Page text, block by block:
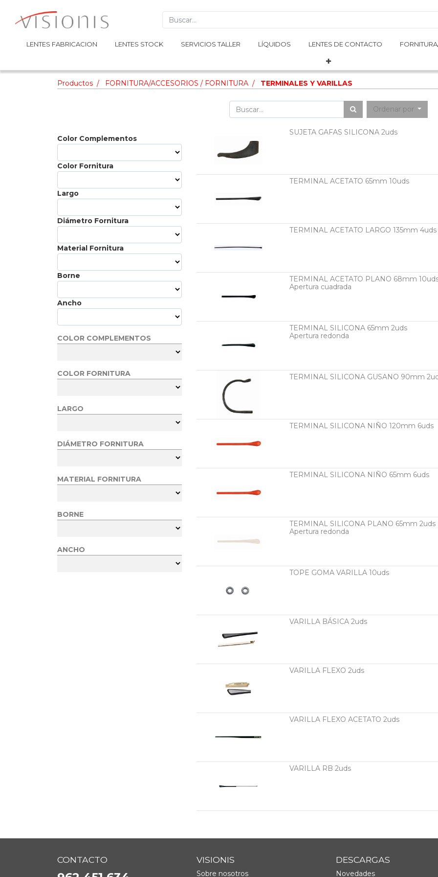
LENTES FABRICACION LENTES STOCK SERVICIOS TALLER LÍQUIDOS LENTES DE CONTACTO
LENTES FABRICACION LENTES STOCK SERVICIOS TALLER LÍQUIDOS LENTES DE CONTACTO
Productos FORNITURA/ACCESORIOS / FORNITURA TERMINALES Y VARILLAS
Ordenar por
Color Complementos
Color Fornitura
Largo
Diámetro Fornitura
Material Fornitura
Borne
Ancho
COLOR COMPLEMENTOS
COLOR FORNITURA
LARGO
DIÁMETRO FORNITURA
MATERIAL FORNITURA
BORNE
ANCHO
SUJETA GAFAS SILICONA 2uds
TERMINAL ACETATO 65mm 10uds
TERMINAL ACETATO LARGO 135mm 4uds
TERMINAL ACETATO PLANO 68mm
Apertura cuadrada
TERMINAL SILICONA 65mm 2uds
Apertura redonda
TERMINAL SILICONA GUSANO 90mm
TERMINAL SILICONA NIÑO 120mm 6uds
TERMINAL SILICONA NIÑO 65mm 6uds
TERMINAL SILICONA PLANO 65mm 2uds
Apertura redonda
TOPE GOMA VARILLA 10uds
VARILLA BÁSICA 2uds
VARILLA FLEXO 2uds
VARILLA FLEXO ACETATO 2uds
VARILLA RB 2uds
CONTACTO VISIONIS
Sobre nosotros
DESCARGAS
Novedades